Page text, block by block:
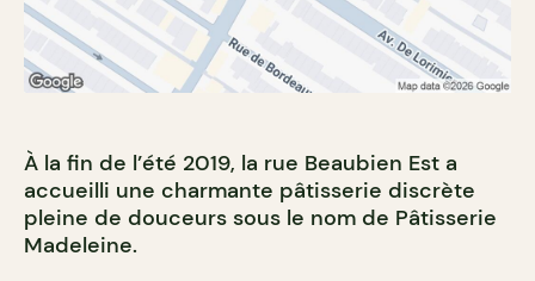
À la fin de l’été 2019, la rue Beaubien Est a
accueilli une charmante pâtisserie discrète
pleine de douceurs sous le nom de Pâtisserie
Madeleine.